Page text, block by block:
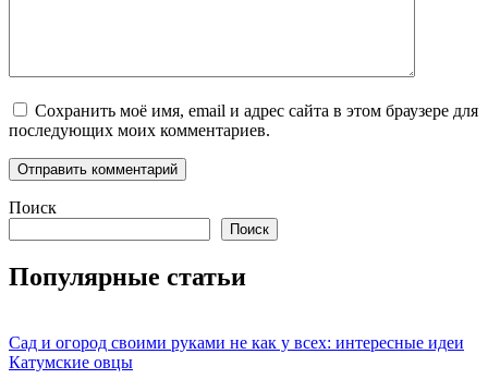
Сохранить моё имя, email и адрес сайта в этом браузере для
последующих моих комментариев.
Поиск
Поиск
Популярные статьи
Сад и огород своими руками не как у всех: интересные идеи
Катумские овцы